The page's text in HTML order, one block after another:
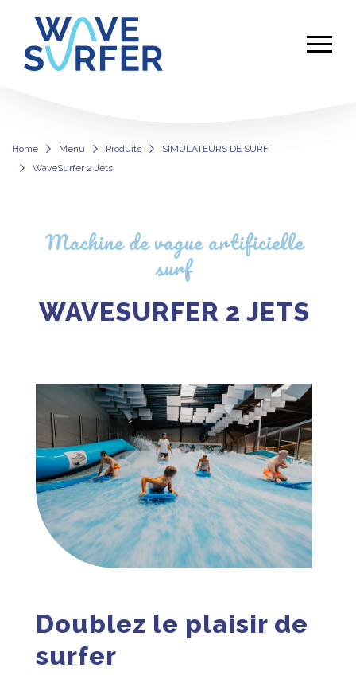
Home Menu Produits
SIMULATEURS DE SURF
WaveSurfer 2 Jets
Machine de vague artificielle
surf
WAVESURFER 2 JETS
Doublez le plaisir de
surfer